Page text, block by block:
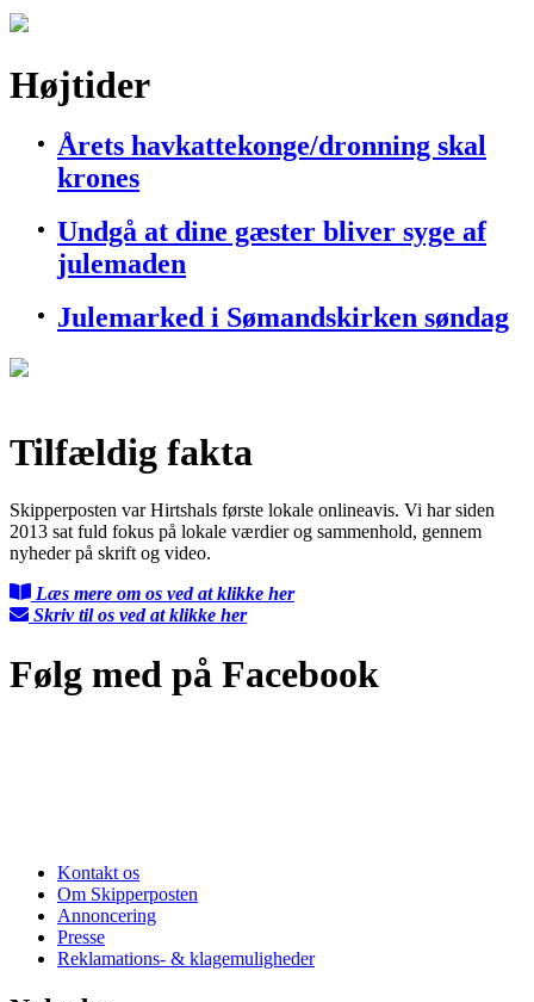
Højtider
Årets havkattekonge/dronning skal
krones
Undgå at dine gæster bliver syge af
julemaden
Julemarked i Sømandskirken søndag
Tilfældig fakta
Skipperposten var Hirtshals første lokale onlineavis. Vi har siden
2013 sat fuld fokus på lokale værdier og sammenhold, gennem
nyheder på skrift og video.
Læs mere om os ved at klikke her
Skriv til os ved at klikke her
Følg med på Facebook
Kontakt os
Om Skipperposten
Annoncering
Presse
Reklamations- & klagemuligheder